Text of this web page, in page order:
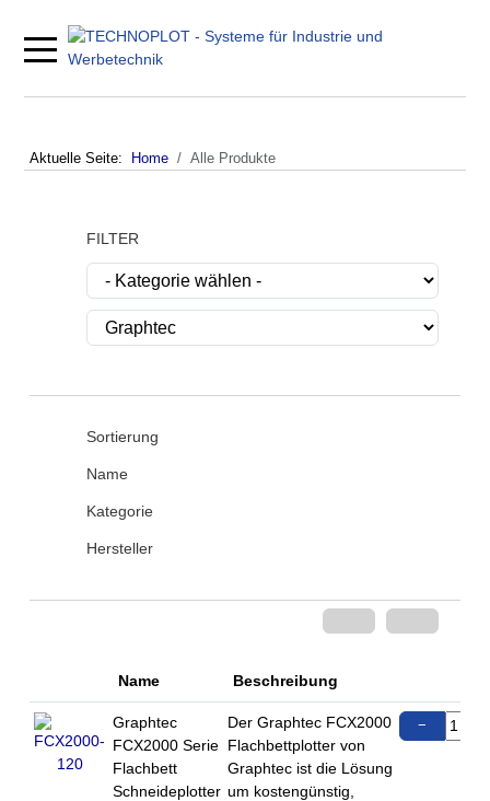
Mobile Menu Toggle
Aktuelle Seite: Home Alle Produkte
FILTER
Sortierung
Name
Kategorie
Hersteller
Name Beschreibung
Graphtec
FCX2000 Serie
Flachbett
Schneideplotter
Der Graphtec FCX2000
Flachbettplotter von
Graphtec ist die Lösung
um kostengünstig,
−